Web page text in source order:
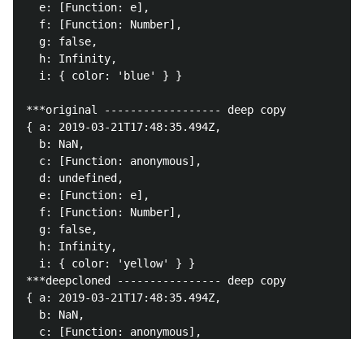
  e: [Function: e],
  f: [Function: Number],
  g: false,
  h: Infinity,
  i: { color: 'blue' } }
***original ------------------ deep copy
{ a: 2019-03-21T17:48:35.494Z,
  b: NaN,
  c: [Function: anonymous],
  d: undefined,
  e: [Function: e],
  f: [Function: Number],
  g: false,
  h: Infinity,
  i: { color: 'yellow' } }
***deepcloned ---------------- deep copy
{ a: 2019-03-21T17:48:35.494Z,
  b: NaN,
  c: [Function: anonymous],